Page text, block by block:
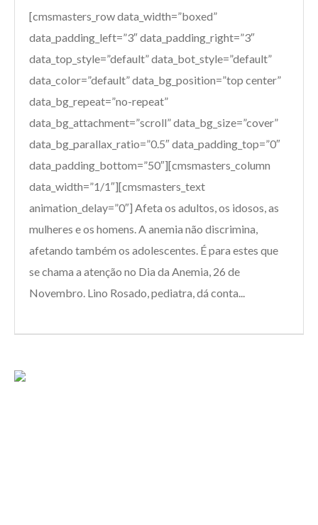
[cmsmasters_row data_width=”boxed”
data_padding_left=”3″ data_padding_right=”3″
data_top_style=”default” data_bot_style=”default”
data_color=”default” data_bg_position=”top center”
data_bg_repeat=”no-repeat”
data_bg_attachment=”scroll” data_bg_size=”cover”
data_bg_parallax_ratio=”0.5″ data_padding_top=”0″
data_padding_bottom=”50″][cmsmasters_column
data_width=”1/1″][cmsmasters_text
animation_delay=”0″] Afeta os adultos, os idosos, as
mulheres e os homens. A anemia não discrimina,
afetando também os adolescentes. É para estes que
se chama a atenção no Dia da Anemia, 26 de
Novembro. Lino Rosado, pediatra, dá conta...